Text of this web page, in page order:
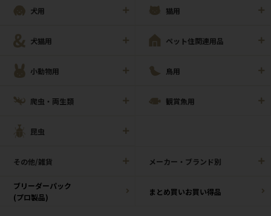
犬用 猫用
犬猫用 ペット住関連用品
小動物用 鳥用
爬虫・両生類 観賞魚用
昆虫
その他/雑貨 メーカー・ブランド別
ブリーダーパック
(プロ製品)
まとめ買いお買い得品